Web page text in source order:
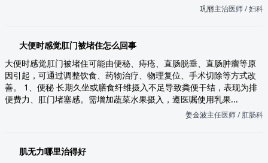
巩丽主治医师 / 妇科
大便时感觉肛门被堵住怎么回事
大便时感觉肛门被堵住可能由便秘、痔疮、直肠脱垂、直肠肿瘤等原
因引起，可通过调整饮食、药物治疗、物理复位、手术切除等方式改
善。 1、便秘 长期久坐或膳食纤维摄入不足导致粪便干结，表现为排
便费力、肛门堵塞感。需增加蔬菜水果摄入，遵医嘱使用乳果...
姜金波主任医师 / 肛肠科
肌无力哪里治得好